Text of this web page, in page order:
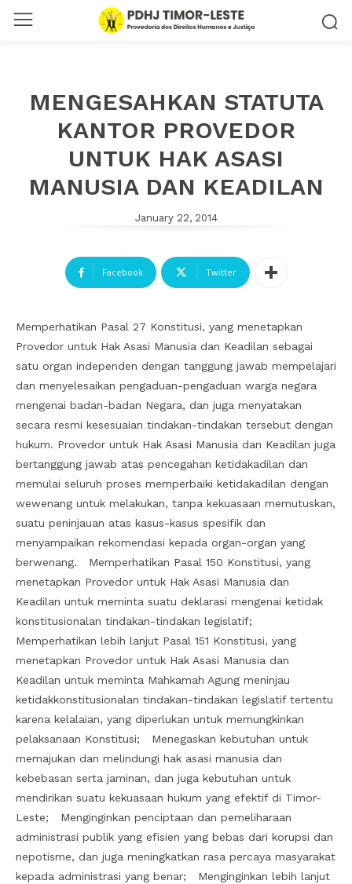
MENGESAHKAN STATUTA
KANTOR PROVEDOR
UNTUK HAK ASASI
MANUSIA DAN KEADILAN
January 22, 2014
Facebook Twitter
Memperhatikan Pasal 27 Konstitusi, yang menetapkan
Provedor untuk Hak Asasi Manusia dan Keadilan sebagai
satu organ independen dengan tanggung jawab mempelajari
dan menyelesaikan pengaduan-pengaduan warga negara
mengenai badan-badan Negara, dan juga menyatakan
secara resmi kesesuaian tindakan-tindakan tersebut dengan
hukum. Provedor untuk Hak Asasi Manusia dan Keadilan juga
bertanggung jawab atas pencegahan ketidakadilan dan
memulai seluruh proses memperbaiki ketidakadilan dengan
wewenang untuk melakukan, tanpa kekuasaan memutuskan,
suatu peninjauan atas kasus-kasus spesifik dan
menyampaikan rekomendasi kepada organ-organ yang
berwenang. Memperhatikan Pasal 150 Konstitusi, yang
menetapkan Provedor untuk Hak Asasi Manusia dan
Keadilan untuk meminta suatu deklarasi mengenai ketidak
konstitusionalan tindakan-tindakan legislatif;
Memperhatikan lebih lanjut Pasal 151 Konstitusi, yang
menetapkan Provedor untuk Hak Asasi Manusia dan
Keadilan untuk meminta Mahkamah Agung meninjau
ketidakkonstitusionalan tindakan-tindakan legislatif tertentu
karena kelalaian, yang diperlukan untuk memungkinkan
pelaksanaan Konstitusi; Menegaskan kebutuhan untuk
memajukan dan melindungi hak asasi manusia dan
kebebasan serta jaminan, dan juga kebutuhan untuk
mendirikan suatu kekuasaan hukum yang efektif di Timor-
Leste; Menginginkan penciptaan dan pemeliharaan
administrasi publik yang efisien yang bebas dari korupsi dan
nepotisme, dan juga meningkatkan rasa percaya masyarakat
kepada administrasi yang benar; Menginginkan lebih lanjut